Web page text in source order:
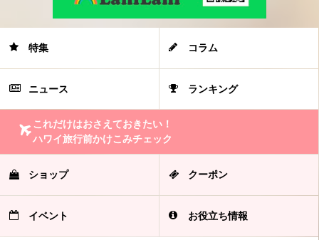
特集 コラム
ニュース ランキング
これだけはおさえておきたい！
ハワイ旅行前かけこみチェック
ショップ クーポン
イベント お役立ち情報